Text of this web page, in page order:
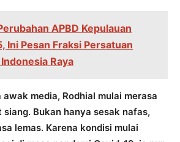
APBD Kepulauan
Ini Pesan Fraksi Persatuan
Raya
media, Rodhial mulai merasa
Bukan hanya sesak nafas,
lemas. Karena kondisi mulai